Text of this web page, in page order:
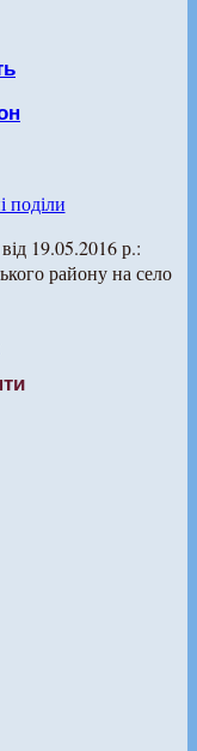
поділи
19.05.2016 р.:
району на село